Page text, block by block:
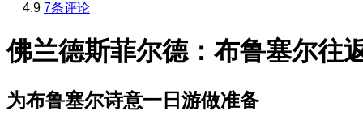
4.9 7条评论
佛兰德斯菲尔德：布鲁塞尔往
为布鲁塞尔诗意一日游做准备